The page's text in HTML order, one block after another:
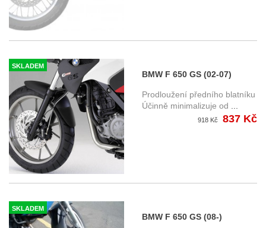
SKLADEM
BMW F 650 GS (02-07)
prodloužení předního
blatníku
Prodloužení předního blatníku
Účinně minimalizuje od
918 Kč 837 Kč
SKLADEM
BMW F 650 GS (08-)